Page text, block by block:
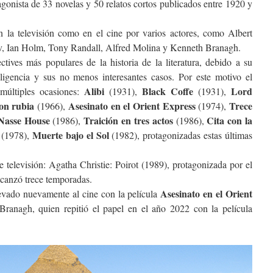
de 33 novelas y 50 relatos cortos publicados entre 1920 y
la televisión como en el cine por varios actores, como Albert
Ian Holm, Tony Randall, Alfred Molina y Kenneth Branagh.
más populares de la historia de la literatura, debido a su
y sus no menos interesantes casos. Por este motivo el
ocasiones: Alibi (1931), Black Coffe (1931), Lord
rubia (1966), Asesinato en el Orient Express(1974),Trece
House(1986),Traición en tres actos(1986), Cita con la
Muerte bajo el Sol(1982), protagonizadas estas últimas
televisión: Agatha Christie: Poirot (1989), protagonizada por el
trece temporadas.
nuevamente al cine con la película Asesinato en el Orient
quien repitió el papel en el año 2022 con la película